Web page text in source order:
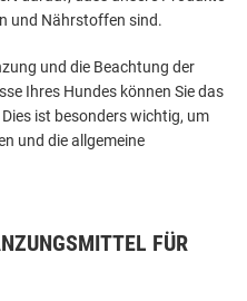
und Nährstoffen sind.
und die Beachtung der
Ihres Hundes können Sie das
ist besonders wichtig, um
und die allgemeine
FÜR